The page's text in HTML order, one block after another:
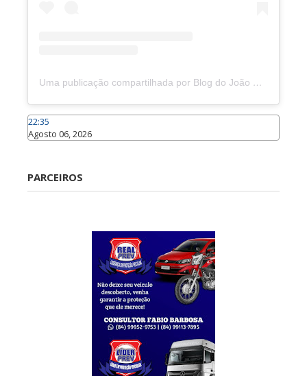
Uma publicação compartilhada por Blog do João Marcolino (@joaomarcolinoneto)
22:35
Agosto 06, 2026
PARCEIROS